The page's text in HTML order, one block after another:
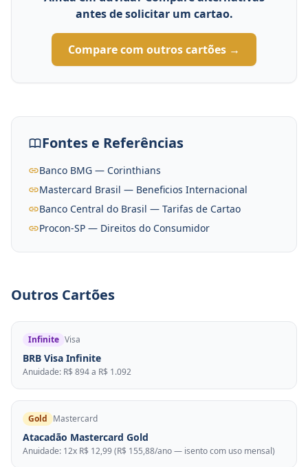
antes de solicitar um cartao.
Compare com outros cartões →
Fontes e Referências
Banco BMG — Corinthians
Mastercard Brasil — Beneficios Internacional
Banco Central do Brasil — Tarifas de Cartao
Procon-SP — Direitos do Consumidor
Outros Cartões
Infinite Visa
BRB Visa Infinite
Anuidade: R$ 894 a R$ 1.092
Gold Mastercard
Atacadão Mastercard Gold
Anuidade: 12x R$ 12,99 (R$ 155,88/ano — isento com uso mensal)